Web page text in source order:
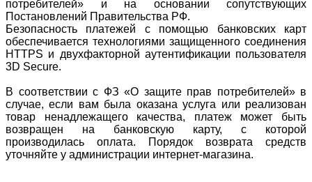
потребителей» и на основании сопутствующих
Постановлений Правительства РФ.
Безопасность платежей с помощью банковских карт
обеспечивается технологиями защищенного соединения
HTTPS и двухфакторной аутентификации пользователя
3D Secure.
В соответствии с ФЗ «О защите прав потребителей» в
случае, если вам была оказана услуга или реализован
товар ненадлежащего качества, платеж может быть
возвращен на банковскую карту, с которой
производилась оплата. Порядок возврата средств
уточняйте у администрации интернет-магазина.